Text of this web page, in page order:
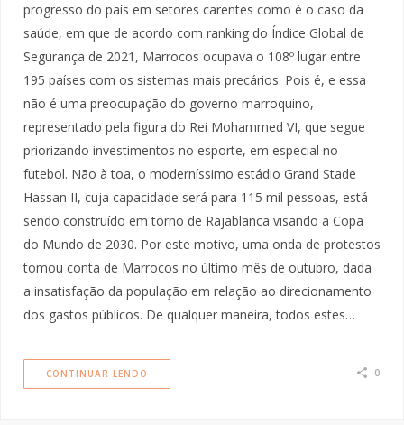
progresso do país em setores carentes como é o caso da
saúde, em que de acordo com ranking do Índice Global de
Segurança de 2021, Marrocos ocupava o 108º lugar entre
195 países com os sistemas mais precários. Pois é, e essa
não é uma preocupação do governo marroquino,
representado pela figura do Rei Mohammed VI, que segue
priorizando investimentos no esporte, em especial no
futebol. Não à toa, o moderníssimo estádio Grand Stade
Hassan II, cuja capacidade será para 115 mil pessoas, está
sendo construído em torno de Rajablanca visando a Copa
do Mundo de 2030. Por este motivo, uma onda de protestos
tomou conta de Marrocos no último mês de outubro, dada
a insatisfação da população em relação ao direcionamento
dos gastos públicos. De qualquer maneira, todos estes…
CONTINUAR LENDO 0